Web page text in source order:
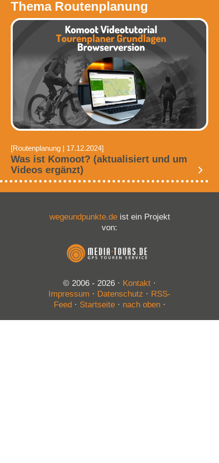
Thema Routenplanung
[Routenplanung | 17.12.2024]
Was ist Komoot? (aktualisiert und um
Videos ergänzt)
wegeundpunkte.deist ein Projekt
von:
© 2006 - 2026 · Kontakt ·
Impressum · Datenschutz · RSS-
Feed· Startseite· nach oben·